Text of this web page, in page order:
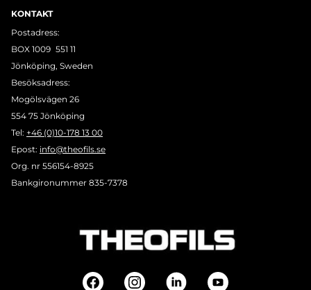
KONTAKT
Postadress:
BOX 1009 551 11
Jönköping, Sweden
Besöksadress:
Mogölsvägen 26
554 75 Jönköping
Tel: +46 (0)10-178 13 00
Epost: info@theofils.se
Org. nr 556154-8925
Bankgironummer 835-7378